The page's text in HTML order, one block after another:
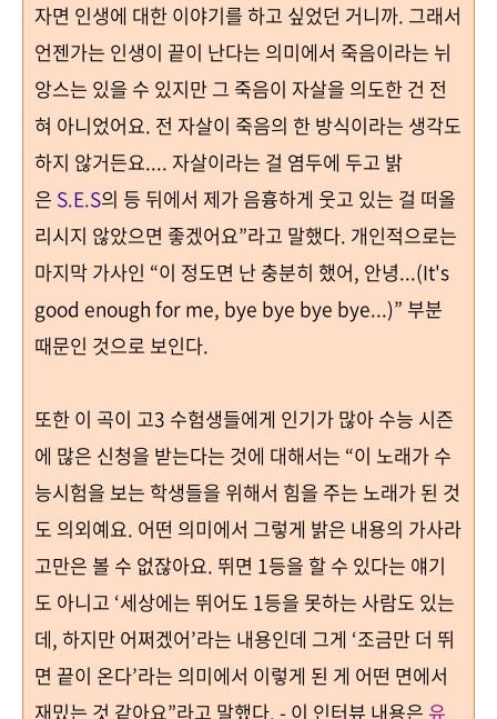
자면 인생에 대한 이야기를 하고 싶었던 거니까. 그래서
언젠가는 인생이 끝이 난다는 의미에서 죽음이라는 뉘
앙스는 있을 수 있지만 그 죽음이 자살을 의도한 건 전
혀 아니었어요. 전 자살이 죽음의 한 방식이라는 생각도
하지 않거든요....자살이라는 걸 염두에 두고 밝
은 S.E.S의 등 뒤에서 제가 음흉하게 웃고 있는 걸 떠올
리시지 않았으면 좋겠어요”라고 말했다. 개인적으로는
마지막 가사인 “이 정도면 난 충분히 했어, 안녕...(It's
good enough for me, bye bye bye bye...)” 부분
때문인 것으로 보인다.
또한 이 곡이 고3 수험생들에게 인기가 많아 수능 시즌
에 많은 신청을 받는다는 것에 대해서는 “이 노래가 수
능시험을 보는 학생들을 위해서 힘을 주는 노래가 된 것
도 의외예요. 어떤 의미에서 그렇게 밝은 내용의 가사라
고만은 볼 수 없잖아요. 뛰면 1등을 할 수 있다는 얘기
도 아니고 ‘세상에는 뛰어도 1등을 못하는 사람도 있는
데,하지만 어쩌겠어’라는 내용인데 그게 ‘조금만 더 뛰
면 끝이 온다’라는 의미에서 이렇게 된 게 어떤 면에서
재밌는 것 같아요”라고 말했다. - 이 인터뷰 내용은 유